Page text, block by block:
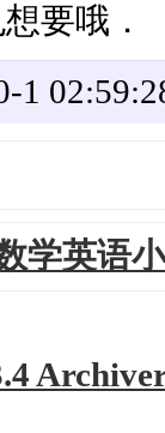
要哦．
1
学英语